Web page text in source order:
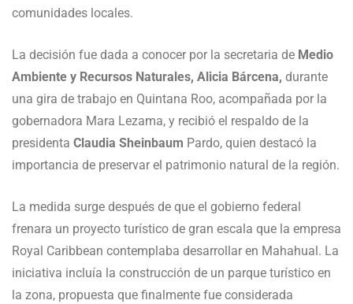
comunidades locales.
La decisión fue dada a conocer por la secretaria de Medio
Ambiente y Recursos Naturales, Alicia Bárcena, durante
una gira de trabajo en Quintana Roo, acompañada por la
gobernadora Mara Lezama, y recibió el respaldo de la
presidenta Claudia Sheinbaum Pardo, quien destacó la
importancia de preservar el patrimonio natural de la región.
La medida surge después de que el gobierno federal
frenara un proyecto turístico de gran escala que la empresa
Royal Caribbean contemplaba desarrollar en Mahahual. La
iniciativa incluía la construcción de un parque turístico en
la zona, propuesta que finalmente fue considerada